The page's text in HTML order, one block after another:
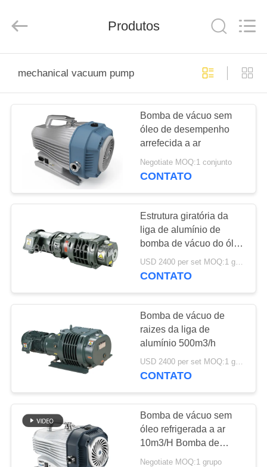
CASA
PRODUTOS
SOBRE
FÁBRICA
CONTROLE
DE
QUALIDADE
CONTACTE-
NOS
SOLICITE UM
ORÇAMENTO
Energy
Equipment
Produtos
mechanical vacuum pump
Bomba de vácuo sem
óleo de desempenho
arrefecida a ar
Negotiate MOQ:1 conjunto
CONTATO
Estrutura giratória da
liga de alumínio de
bomba de vácuo do óleo
160CFM
USD 2400 per set MOQ:1 grupo
CONTATO
Bomba de vácuo de
raizes da liga de
alumínio 500m3/h
USD 2400 per set MOQ:1 grupo
CONTATO
Bomba de vácuo sem
óleo refrigerada a ar
10m3/H Bomba de
vácuo de rolagem seca
Negotiate MOQ:1 grupo